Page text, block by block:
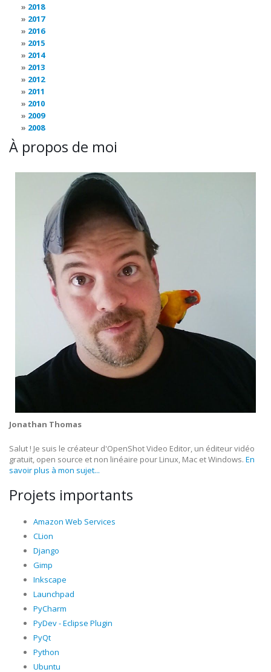
2018
2017
2016
2015
2014
2013
2012
2011
2010
2009
2008
À propos de moi
Jonathan Thomas
Salut ! Je suis le créateur d'OpenShot Video Editor, un éditeur vidéo
gratuit, open source et non linéaire pour Linux, Mac et Windows. En
savoir plus à mon sujet...
Projets importants
Amazon Web Services
CLion
Django
Gimp
Inkscape
Launchpad
PyCharm
PyDev - Eclipse Plugin
PyQt
Python
Ubuntu